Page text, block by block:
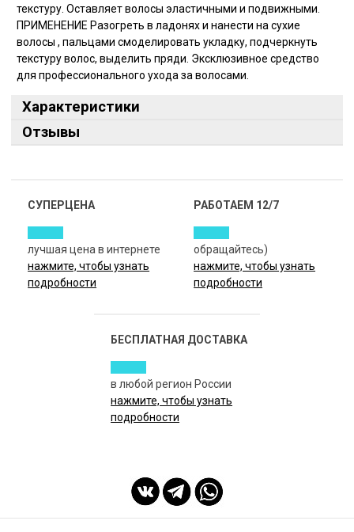
текстуру. Оставляет волосы эластичными и подвижными.
ПРИМЕНЕНИЕ Разогреть в ладонях и нанести на сухие
волосы , пальцами смоделировать укладку, подчеркнуть
текстуру волос, выделить пряди. Эксклюзивное средство
для профессионального ухода за волосами.
Характеристики
Отзывы
СУПЕРЦЕНА
лучшая цена в интернете
нажмите, чтобы узнать
подробности
РАБОТАЕМ 12/7
обращайтесь)
нажмите, чтобы узнать
подробности
БЕСПЛАТНАЯ ДОСТАВКА
в любой регион России
нажмите, чтобы узнать
подробности